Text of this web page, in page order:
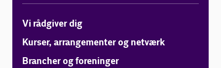
Vi rådgiver dig
Kurser, arrangementer og netværk
Brancher og foreninger